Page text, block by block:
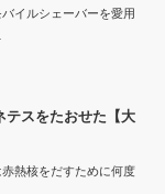
イルシェーバーを愛用
テスをたおせた【大
熱核をだすために何度